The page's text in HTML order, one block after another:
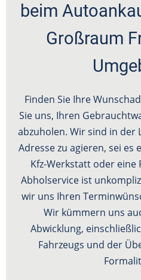
beim
Großraum
Finden Sie Ihre
Sie uns, Ihren
abzuholen. Wir sind in der
Adresse zu agieren, sei es
Kfz-Werkstatt oder
Abholservice ist
wir uns Ihren
Wir kümmern uns
Abwicklung,
Fahrzeugs und der